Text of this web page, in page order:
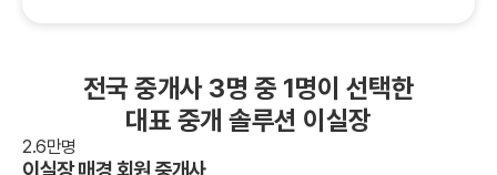
전국 중개사 3명 중 1명이 선택한
대표 중개 솔루션 이실장
2.6만명